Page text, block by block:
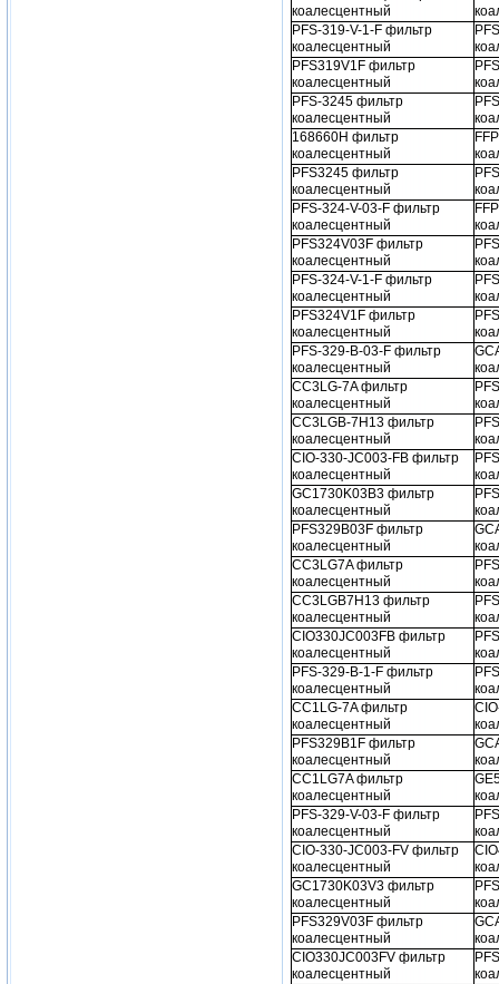
коалесцентный
PFS-319-V-1-F фильтр
коалесцентный
PFS319V1F фильтр
коалесцентный
PFS-3245 фильтр
коалесцентный
168660H фильтр
коалесцентный
PFS3245 фильтр
коалесцентный
PFS-324-V-03-F фильтр
коалесцентный
PFS324V03F фильтр
коалесцентный
PFS-324-V-1-F фильтр
коалесцентный
PFS324V1F фильтр
коалесцентный
PFS-329-B-03-F фильтр
коалесцентный
CC3LG-7A фильтр
коалесцентный
CC3LGB-7H13 фильтр
коалесцентный
CIO-330-JC003-FB фильтр
коалесцентный
GC1730K03B3 фильтр
коалесцентный
PFS329B03F фильтр
коалесцентный
CC3LG7A фильтр
коалесцентный
CC3LGB7H13 фильтр
коалесцентный
CIO330JC003FB фильтр
коалесцентный
PFS-329-B-1-F фильтр
коалесцентный
CC1LG-7A фильтр
коалесцентный
PFS329B1F фильтр
коалесцентный
CC1LG7A фильтр
коалесцентный
PFS-329-V-03-F фильтр
коалесцентный
CIO-330-JC003-FV фильтр
коалесцентный
GC1730K03V3 фильтр
коалесцентный
PFS329V03F фильтр
коалесцентный
CIO330JC003FV фильтр
коалесцентный